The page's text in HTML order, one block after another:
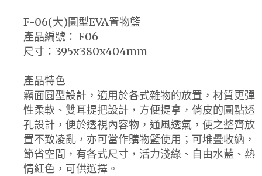
F-06(大)圓型EVA置物籃
產品編號： F06
尺寸：395x380x404mm
產品特色
霧面圓型設計，適用於各式雜物的放置，材質更彈
性柔軟、雙耳提把設計，方便提拿，俏皮的圓點透
孔設計，便於透視內容物，通風透氣，使之整齊放
置不致凌亂，亦可當作購物籃使用；可堆疊收納，
節省空間，有各式尺寸，活力淺綠、自由水藍、熱
情紅色，可供選擇。